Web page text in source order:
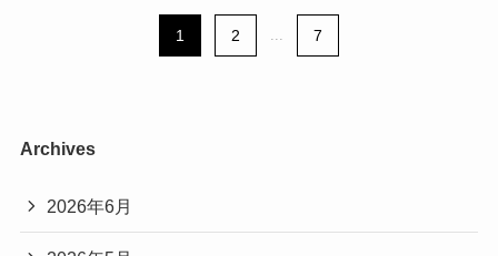
1 2 ... 7
Archives
2026年6月